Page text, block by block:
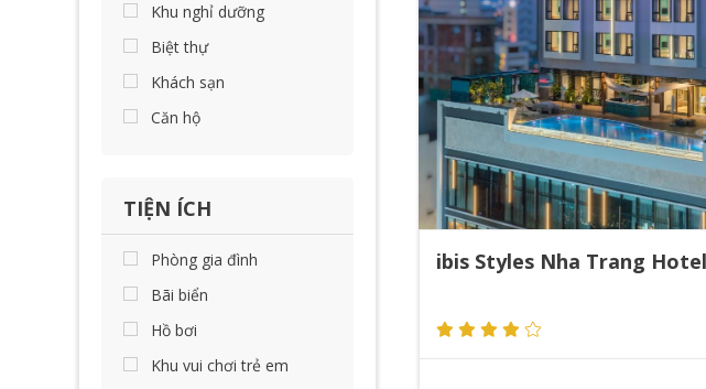
Khu nghỉ dưỡng
Biệt thự
Khách sạn
Căn hộ
TIỆN ÍCH
Phòng gia đình
Bãi biển
Hồ bơi
Khu vui chơi trẻ em
ibis Styles Nha Trang Hotel